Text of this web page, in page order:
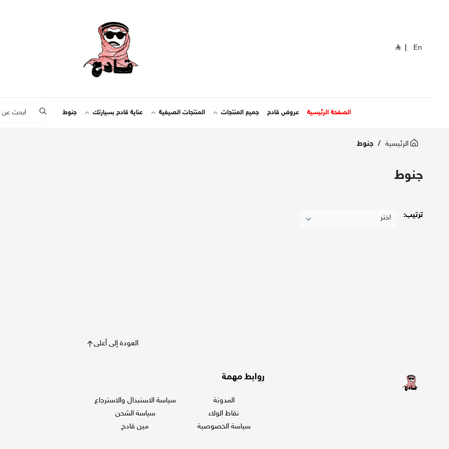
En
الصفحة الرئيسية عروض قادح جميع المنتجات المنتجات الصيفية عناية قادح بسيارتك جنوط
الرئيسية جنوط
جنوط
ترتيب:
العودة إلى أعلى
روابط مهمة
المدونة
نقاط الولاء
سياسة الخصوصية
سياسة الاستبدال والاسترجاع
سياسة الشحن
مين قادح